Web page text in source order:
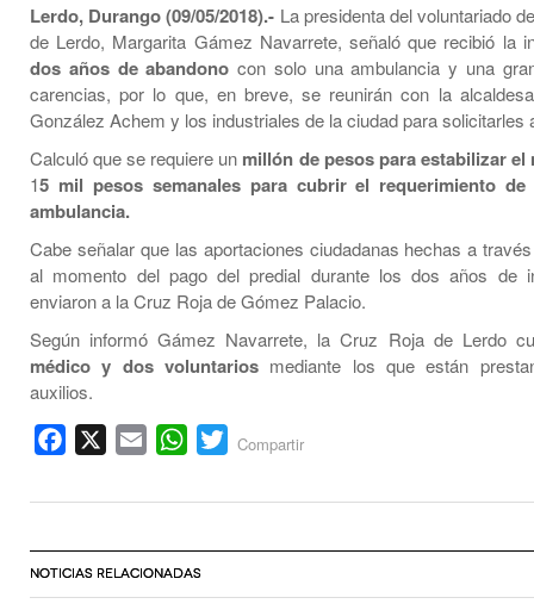
Lerdo, Durango (09/05/2018).- La presidenta del voluntariado
de Lerdo, Margarita Gámez Navarrete, señaló que recibió la
dos años de abandono con solo una ambulancia y una
carencias, por lo que, en breve, se reunirán con la
González Achem y los industriales de la ciudad para solicitarles
Calculó que se requiere un millón de pesos para estabilizar el
15 mil pesos semanales para cubrir el requerimiento
ambulancia.
Cabe señalar que las aportaciones ciudadanas hechas a
al momento del pago del predial durante los dos años de
enviaron a la Cruz Roja de Gómez Palacio.
Según informó Gámez Navarrete, la Cruz Roja de Lerdo
médico y dos voluntarios mediante los que están
auxilios.
Facebook Email WhatsApp
Twitter
Compartir
NOTICIAS RELACIONADAS